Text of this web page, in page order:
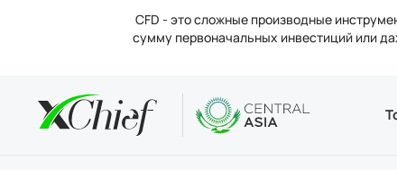
CFD - это сложные производные
сумму первоначальных инвестиций или
Условия
О